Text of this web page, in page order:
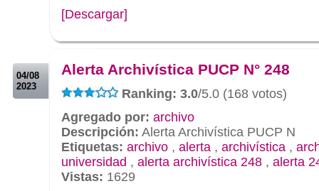
[Descargar]
04/08
2023
Alerta Archivística PUCP N° 248
Ranking: 3.0/5.0 (168 votos)
Agregado por: archivo
Descripción: Alerta Archivística PUCP N
Etiquetas: archivo , alerta , archivística ,
universidad , alerta archivística 248 , alerta
Vistas: 1629